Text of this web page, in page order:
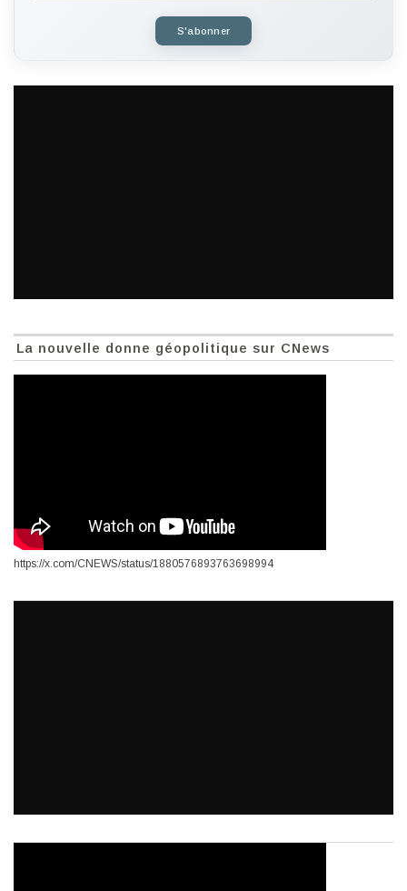
S'abonner
La nouvelle donne géopolitique sur CNews
https://x.com/CNEWS/status/1880576893763698994